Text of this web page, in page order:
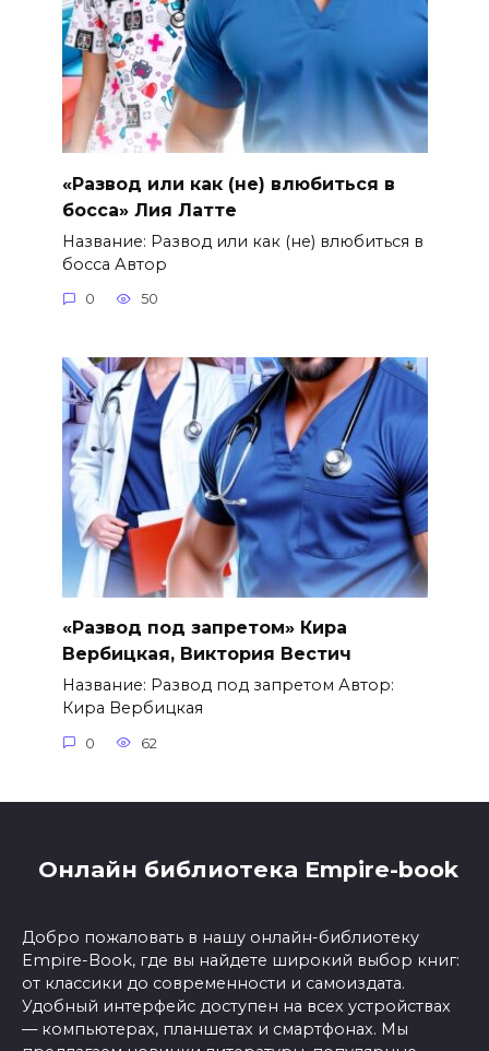
«Развод или как (не) влюбиться в
босса» Лия Латте
Название: Развод или как (не) влюбиться в
босса Автор
0 50
«Развод под запретом» Кира
Вербицкая, Виктория Вестич
Название: Развод под запретом Автор:
Кира Вербицкая
0 62
Онлайн библиотека Empire-book
Добро пожаловать в нашу онлайн-библиотеку
Empire-Book, где вы найдете широкий выбор книг:
от классики до современности и самоиздата.
Удобный интерфейс доступен на всех устройствах
— компьютерах, планшетах и смартфонах. Мы